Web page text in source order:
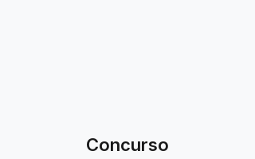
Concurso